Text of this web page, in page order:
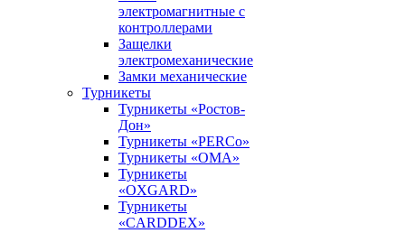
электромагнитные с
контроллерами
Защелки
электромеханические
Замки механические
Турникеты
Турникеты «Ростов-
Дон»
Турникеты «PERCo»
Турникеты «ОМА»
Турникеты
«OXGARD»
Турникеты
«CARDDEX»